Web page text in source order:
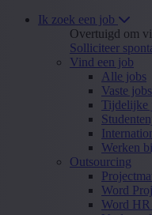
Ik zoek een job
Overtuigd om
Solliciteer
Vind een job
Alle jobs
Vaste jobs
Tijdelijke
Werken
Outsourcing
Word
Word